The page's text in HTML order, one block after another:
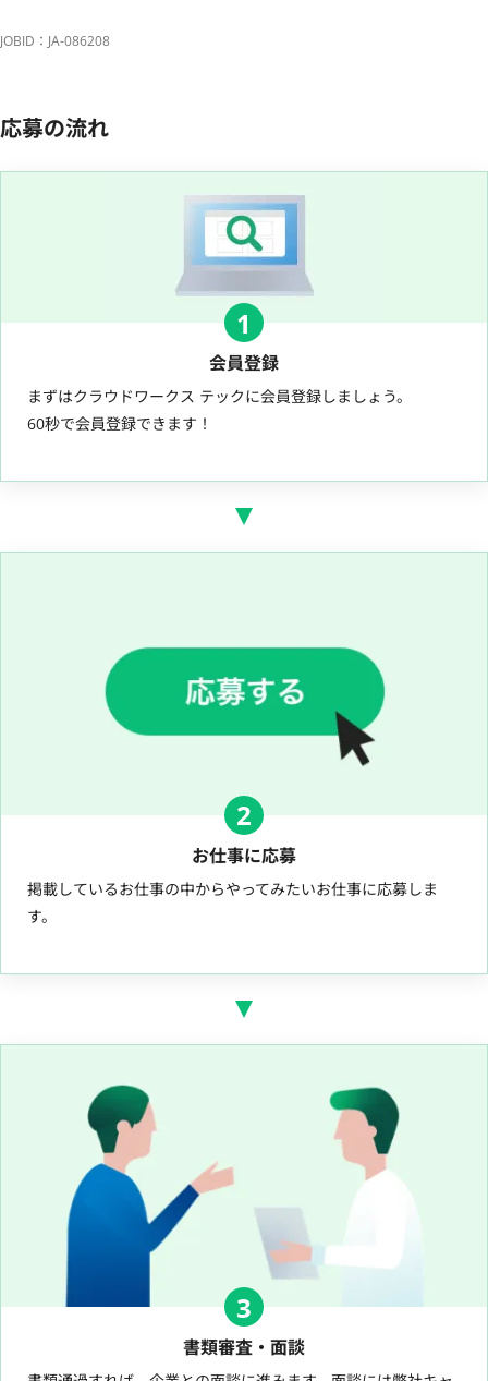
JOBID：JA-086208
応募の流れ
1
会員登録
まずはクラウドワークス テックに会員登録しましょう。
60秒で会員登録できます！
2
お仕事に応募
掲載しているお仕事の中からやってみたいお仕事に応募しま
す。
3
書類審査・面談